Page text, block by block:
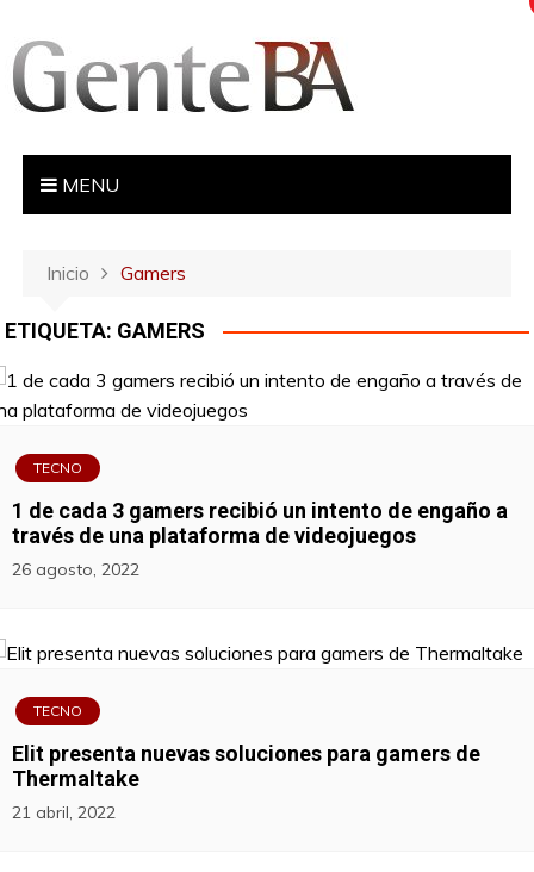
e
MENU
Inicio Gamers
ETIQUETA: GAMERS
TECNO
1 de cada 3 gamers recibió un intento de engaño a
través de una plataforma de videojuegos
26 agosto, 2022
TECNO
Elit presenta nuevas soluciones para gamers de
Thermaltake
21 abril, 2022